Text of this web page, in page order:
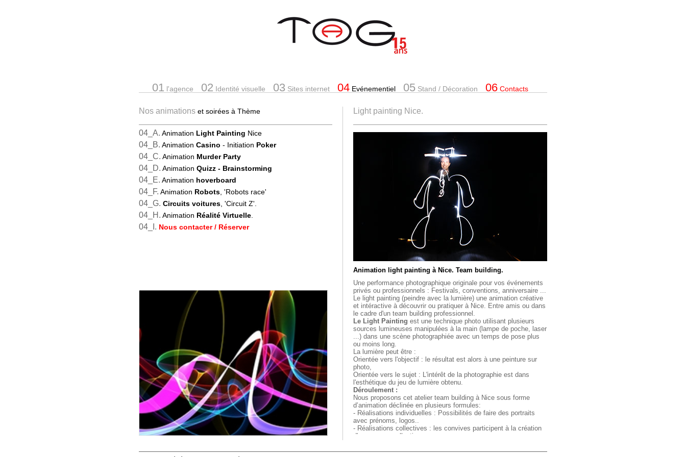
01 l'agence 02 Identité visuelle 03 Sites internet 04Evénementiel 05Stand / Décoration 06Contacts
Nos animations et soirées à Thème
04_A. Animation Light Painting Nice
04_B. Animation Casino - Initiation Poker
04_C. Animation Murder Party
04_D. Animation Quizz - Brainstorming
04_E. Animation hoverboard
04_F. Animation Robots , 'Robots race'
04_G. Circuits voitures , 'Circuit Z'.
04_H. Animation Réalité Virtuelle
04_I. Nous contacter / Réserver
Light painting Nice.
Animation light painting à Nice. Team building.
Une performance photographique originale pour vos événements
privés ou professionnels : Festivals, conventions, anniversaire ...
Le light painting (peindre avec la lumière) une animation créative
et intéractive à découvrir ou pratiquer à Nice. Entre amis ou dans
le cadre d'un team building professionnel.
Le Light Painting est une technique photo utilisant plusieurs
sources lumineuses manipulées à la main (lampe de poche, laser
...) dans une scène photographiée avec un temps de pose plus
ou moins long.
La lumière peut être :
Orientée vers l'objectif : le résultat est alors à une peinture sur
photo,
Orientée vers le sujet : L'intérêt de la photographie est dans
l'esthétique du jeu de lumière obtenu.
Déroulement :
Nous proposons cet atelier team building à Nice sous forme
d’animation déclinée en plusieurs formules:
- Réalisations individuelles : Possibilités de faire des portraits
avec prénoms, logos..
- Réalisations collectives : les convives participent à la création
d'une oeuvre collective.
chaque participant conserve une photo de sa ou ses réalisations.